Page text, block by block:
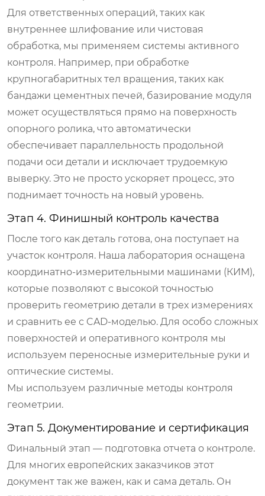
Для ответственных операций, таких как
внутреннее шлифование или чистовая
обработка, мы применяем системы активного
контроля. Например, при обработке
крупногабаритных тел вращения, таких как
бандажи цементных печей, базирование модуля
может осуществляться прямо на поверхность
опорного ролика, что автоматически
обеспечивает параллельность продольной
подачи оси детали и исключает трудоемкую
выверку. Это не просто ускоряет процесс, это
поднимает точность на новый уровень.
Этап 4. Финишный контроль качества
После того как деталь готова, она поступает на
участок контроля. Наша лаборатория оснащена
координатно-измерительными машинами (КИМ),
которые позволяют с высокой точностью
проверить геометрию детали в трех измерениях
и сравнить ее с CAD-моделью. Для особо сложных
поверхностей и оперативного контроля мы
используем переносные измерительные руки и
оптические системы.
Мы используем различные методы контроля
геометрии.
Этап 5. Документирование и сертификация
Финальный этап — подготовка отчета о контроле.
Для многих европейских заказчиков этот
документ так же важен, как и сама деталь. Он